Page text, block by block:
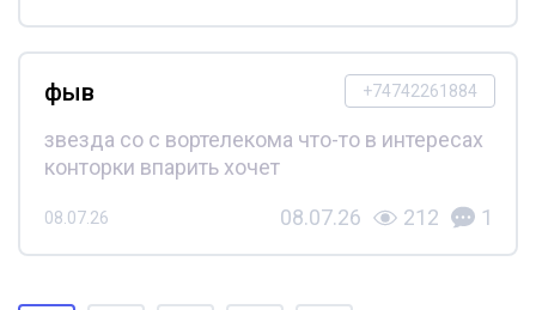
+74742261884
фыв
звезда со с вортелекома что-то в интересах
конторки впарить хочет
08.07.26 08.07.26 212 1